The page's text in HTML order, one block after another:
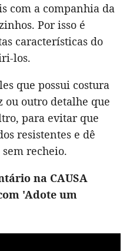
com a companhia da
Por isso é
características do
los.
que possui costura
ou outro detalhe que
para evitar que
resistentes e dê
recheio.
na CAUSA
'Adote um